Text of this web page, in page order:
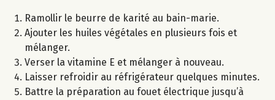
Ramollir le beurre de karité au bain-marie.
Ajouter les huiles végétales en plusieurs fois et
mélanger.
Verser la vitamine E et mélanger à nouveau.
Laisser refroidir au réfrigérateur quelques minutes.
Battre la préparation au fouet électrique jusqu’à